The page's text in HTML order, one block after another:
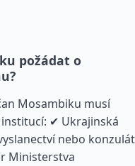
požádat o
Mosambiku musí
✔ Ukrajinská
nebo konzulát
Ministerstva